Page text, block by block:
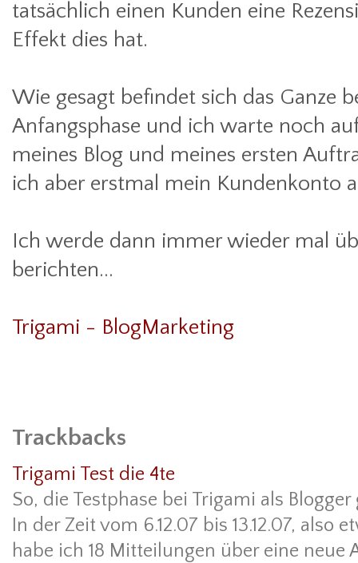
tatsächlich einen Kunden eine
Effekt dies hat.
Wie gesagt befindet sich das Ganze
Anfangsphase und ich warte noch
meines Blog und meines ersten
ich aber erstmal mein Kundenkonto
Ich werde dann immer wieder mal
berichten...
Trigami - BlogMarketing
Trackbacks
Trigami Test die 4te
So, die Testphase bei Trigami als
In der Zeit vom 6.12.07 bis 13.12.07,
habe ich 18 Mitteilungen über eine neue